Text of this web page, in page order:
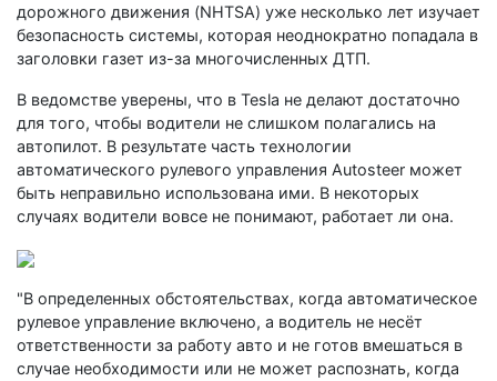
дорожного движения (NHTSA) уже несколько лет изучает
безопасность системы, которая неоднократно попадала в
заголовки газет из-за многочисленных ДТП.
В ведомстве уверены, что в Tesla не делают достаточно
для того, чтобы водители не слишком полагались на
автопилот. В результате часть технологии
автоматического рулевого управления Autosteer может
быть неправильно использована ими. В некоторых
случаях водители вовсе не понимают, работает ли она.
"В определенных обстоятельствах, когда автоматическое
рулевое управление включено, а водитель не несёт
ответственности за работу авто и не готов вмешаться в
случае необходимости или не может распознать, когда